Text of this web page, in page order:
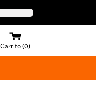
Carrito (0)